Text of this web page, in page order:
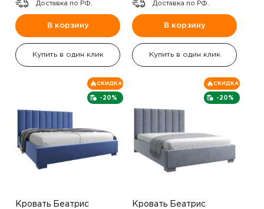
Доставка по РФ.
В корзину
Купить в один клик
Доставка по РФ.
В корзину
Купить в один клик
-20%
СКИДКА
Кровать Беатрис
-20%
СКИДКА
Кровать Беатрис